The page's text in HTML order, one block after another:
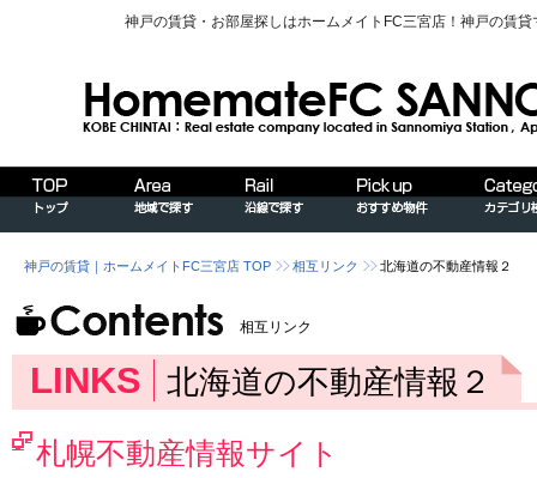
神戸の賃貸・お部屋探しはホームメイトFC三宮店！神戸の賃
神戸の賃貸｜ホームメイトFC三宮店 TOP 相互リンク 北海道の不動産情報２
相互リンク
LINKS 北海道の不動産情報２
札幌不動産情報サイト